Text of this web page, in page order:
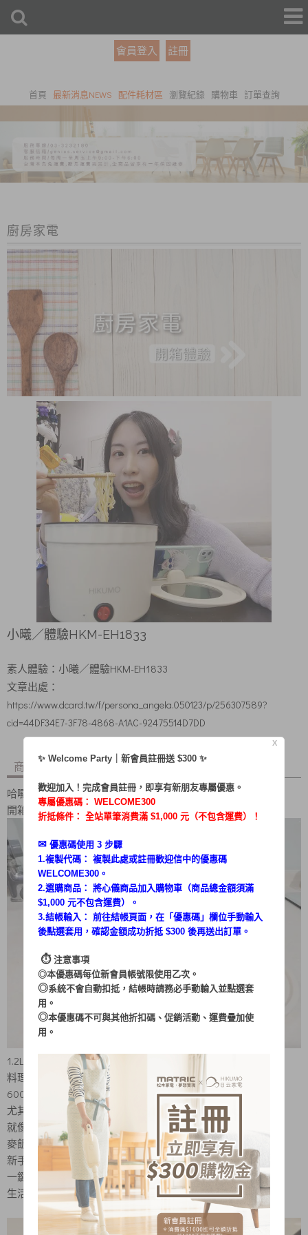
會員登入 註冊
首頁 最新消息NEWS 配件耗材區 瀏覽紀錄 購物車 訂單查詢
廚房家電
小曦／體驗HKM-EH1833
素人體驗： 小曦／體驗HKM-EH1833
文章出處：
https://www.dcard.tw/f/persona_angela.050123/p/256307589?
cid=44DF34E7-3F78-4868-A1AC-92475514D7DD
商品內容 商品討論
哈囉 大家好 我是太陽的女子
開箱HIKUMO日云1.2L輕食泡麵鍋
1.2L的大口徑 韓國大塊泡麵也放得進去
料理可以更多元 一鍋搞定好多料理
600W大火力 快速煮食不怕餓肚子
尤其是不耐餓的人
就像我不能接受餓肚子會很煩躁
麥飯石不沾塗層 不沾黏更好清潔 不沾鍋設計
新手就不怕火侯控制不好燒焦啦
一鍵開關就啟動 簡單好操作
生活小白也可以自己料理
X
✨ Welcome Party｜新會員註冊送 $300 ✨
歡迎加入！完成會員註冊，即享有新朋友專屬優惠。
專屬優惠碼： WELCOME300
折抵條件： 全站單筆消費滿 $1,000 元（不包含運費）！
✉︎ 優惠碼使用 3 步驟
1.複製代碼： 複製此處或註冊歡迎信中的優惠碼
WELCOME300。
2.選購商品： 將心儀商品加入購物車（商品總金額須滿
$1,000 元不包含運費）。
3.結帳輸入： 前往結帳頁面，在「 優惠碼 」欄位手動輸入
後點選套用，確認金額成功折抵 $300 後再送出訂單。
⏱︎ 注意事項
◎本優惠碼每位新會員帳號限使用乙次。
◎系統不會自動扣抵，結帳時請務必手動輸入並點選套
用。
◎本優惠碼不可與其他折扣碼、促銷活動、運費疊加使
用。